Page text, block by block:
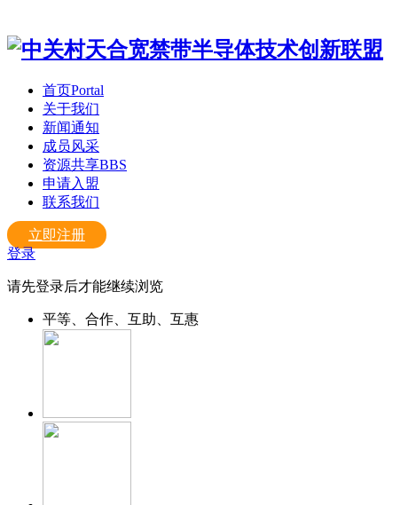
首页Portal
关于我们
新闻通知
成员风采
资源共享BBS
申请入盟
联系我们
立即注册
登录
请先登录后才能继续浏览
平等、合作、互助、互惠